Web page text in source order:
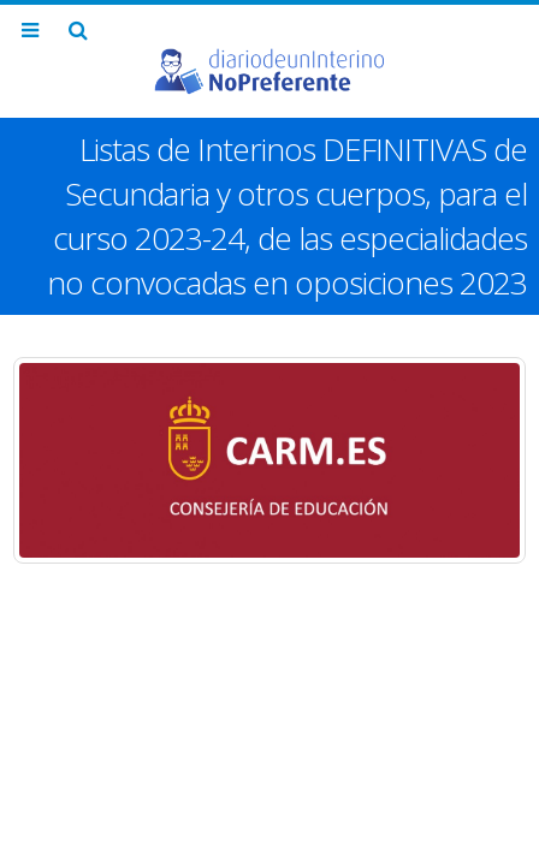
Listas de Interinos DEFINITIVAS de
Secundaria y otros cuerpos, para el
curso 2023-24, de las especialidades
no convocadas en oposiciones 2023